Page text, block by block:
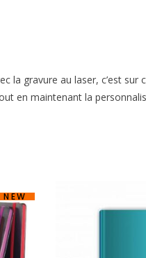
la gravure au laser, c’est sur
en maintenant la
NEW